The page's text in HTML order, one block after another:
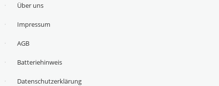
Über uns
Impressum
AGB
Batteriehinweis
Datenschutzerklärung